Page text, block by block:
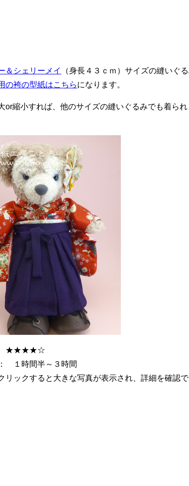
＆シェリーメイ
（身長４３ｃｍ）サイズの縫いぐ
の袴の型紙はこちらになります。
or縮小すれば、他のサイズの縫いぐるみでも着ら
★★★★☆
１時間半～３時間
リックすると大きな写真が表示され、詳細を確認で